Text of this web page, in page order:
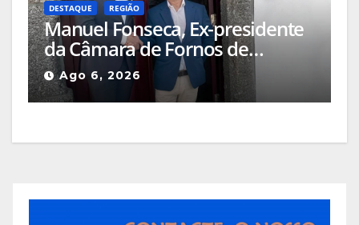
DESTAQUE REGIÃO
Manuel Fonseca, Ex-presidente
da Câmara de Fornos de
Algodres foi nomeado Diretor
Delegado APAL-SIM (Águas
Públicas em Altitude, Serviços
Ago 6, 2026